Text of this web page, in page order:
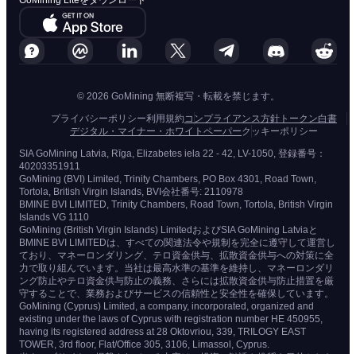
© 2026 GoMining 無断複写・転載を禁じます。
プライバシーポリシー利用規約 コンプライアンス方針 トークン白書
デジタル・マイナー・ホワイトペーパークッキーポリシー
SIA GoMining Latvia, Rīga, Elizabetes iela 22 - 42, LV-1050, 登録番号：
40203351911
GoMining (BVI) Limited, Trinity Chambers, PO Box 4301, Road Town,
Tortola, British Virgin Islands, BVI会社番号: 2110978
BMINE BVI LIMITED, Trinity Chambers, Road Town, Tortola, British Virgin
Islands VG 1110
GoMining (British Virgin Islands) LimitedおよびSIA GoMining Latviaと
BMINE BVI LIMITEDは、すべての関連法令や規制を完全に遵守して運営し
ており、マネーロンダリング、テロ資金供与、拡散資金供与への対策に全
力で取り組んでいます。当社は最高水準の基準を維持し、マネーロンダリ
ング防止やテロ資金供与防止の義務、さらには拡散資金供与防止措置を厳
守することで、業務およびサービスの信頼性と安全性を確保しています。
GoMining (Cyprus) Limited, a company, incorporated, organized and
existing under the laws of Cyprus with registration number HE 450955,
having its registered address at 28 Oktovriou, 339, TRILOGY EAST
TOWER, 3rd floor, Flat/Office 305, 3106, Limassol, Cyprus.